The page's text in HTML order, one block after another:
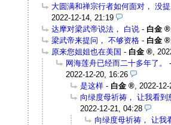
大圆满和禅宗行者如何面对， 没
2022-12-14, 21:19
达摩对梁武帝说法， 白说 - 白金
梁武帝来提问， 不够资格 - 白金
原来您姐姐也在美国 - 白金
网海莲舟已经而二十多年了。
-
2022-12-20, 16:26
是这样 - 白金
2022-
向绿度母祈祷， 让我看到
2022-12-21, 04:28
向绿度母祈祷， 让我